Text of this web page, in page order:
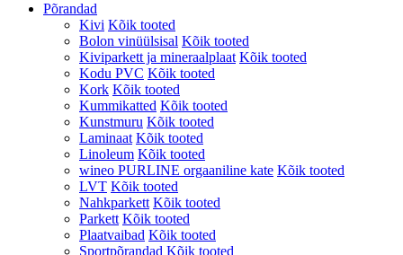
Põrandad
Kivi Kõik tooted
Bolon vinüülsisal Kõik tooted
Kiviparkett ja mineraalplaat Kõik tooted
Kodu PVC Kõik tooted
Kork Kõik tooted
Kummikatted Kõik tooted
Kunstmuru Kõik tooted
Laminaat Kõik tooted
Linoleum Kõik tooted
wineo PURLINE orgaaniline kate Kõik tooted
LVT Kõik tooted
Nahkparkett Kõik tooted
Parkett Kõik tooted
Plaatvaibad Kõik tooted
Sportpõrandad Kõik tooted